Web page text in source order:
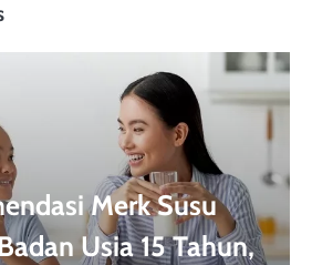
Merk Susu
Usia 15 Tahun,